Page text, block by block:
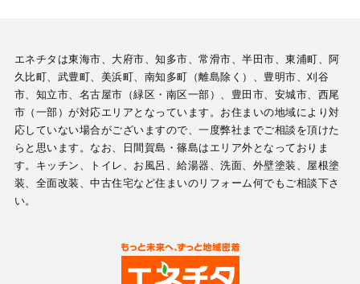
エネチタは東海市、大府市、知多市、常滑市、半田市、東浦町、阿
久比町、武豊町、美浜町、南知多町（離島除く）、豊明市、刈谷
市、知立市、名古屋市（緑区・南区一部）、豊田市、安城市、西尾
市（一部）が対応エリアとなっています。お住まいの地域により対
応していない場合がございますので、一度弊社までご相談を頂けた
らと思います。なお、日間賀島・篠島はエリア外となっておりま
す。キッチン、トイレ、お風呂、給湯器、洗面、外壁塗装、屋根塗
装、全面改装、中古住宅など住まいのリフォーム何でもご相談下さ
い。